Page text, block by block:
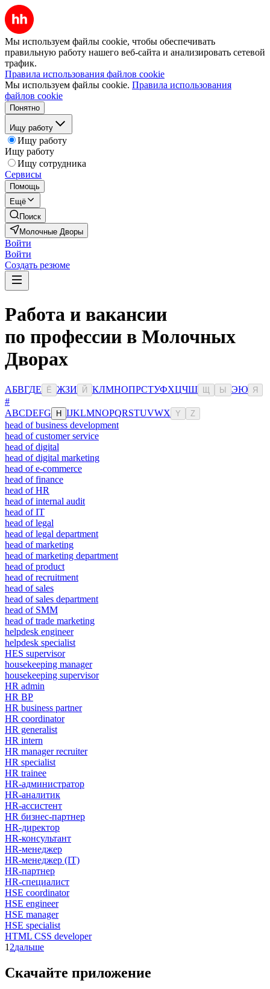
Мы используем файлы cookie, чтобы обеспечивать
правильную работу нашего веб-сайта и анализировать сетевой
трафик.
Правила использования файлов cookie
Мы используем файлы cookie. Правила использования
файлов cookie
Понятно
Ищу работу
Ищу работу
Ищу работу
Ищу сотрудника
Сервисы
Помощь
Ещё
Поиск
Молочные Дворы
Войти
Войти
Создать резюме
Работа и вакансии
по профессии в Молочных
Дворах
АБВГДЕ Ё ЖЗИ Й КЛМНОПРСТУФХЦЧШ Ы ЭЮ Я
#
ABCDEFG H IJKLMNOPQRSTUVWX Y Z
head of business development
head of customer service
head of digital
head of digital marketing
head of e-commerce
head of finance
head of HR
head of internal audit
head of IT
head of legal
head of legal department
head of marketing
head of marketing department
head of product
head of recruitment
head of sales
head of sales department
head of SMM
head of trade marketing
helpdesk engineer
helpdesk specialist
HES supervisor
housekeeping manager
housekeeping supervisor
HR admin
HR BP
HR business partner
HR coordinator
HR generalist
HR intern
HR manager recruiter
HR specialist
HR trainee
HR-администратор
HR-аналитик
HR-ассистент
HR бизнес-партнер
HR-директор
HR-консультант
HR-менеджер
HR-менеджер (IT)
HR-партнер
HR-специалист
HSE coordinator
HSE engineer
HSE manager
HSE specialist
HTML CSS developer
1 2дальше
Скачайте приложение